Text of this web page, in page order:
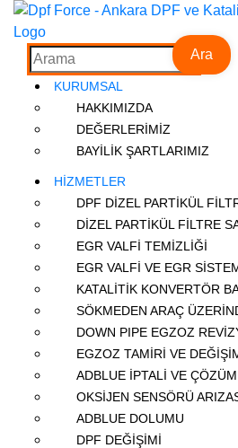
Ara
KURUMSAL
HAKKIMIZDA
DEĞERLERİMİZ
BAYİLİK ŞARTLARIMIZ
HİZMETLER
DPF DİZEL PARTİKÜL
DİZEL PARTİKÜL FİLTRE
EGR VALFİ TEMİZLİĞİ
EGR VALFİ VE EGR
KATALİTİK KONVERTÖR
SÖKMEDEN ARAÇ
DOWN PIPE EGZOZ
EGZOZ TAMİRİ VE
ADBLUE İPTALİ VE
OKSİJEN SENSÖRÜ
ADBLUE DOLUMU
DPF DEĞİŞİMİ